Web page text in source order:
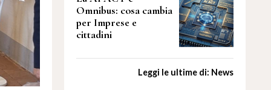
Omnibus: cosa cambia
per Imprese e
cittadini
Leggi le ultime di: News